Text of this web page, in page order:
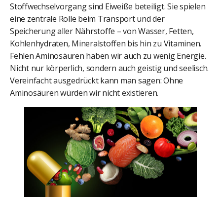
Stoffwechselvorgang sind Eiweiße beteiligt. Sie spielen
eine zentrale Rolle beim Transport und der
Speicherung aller Nährstoffe – von Wasser, Fetten,
Kohlenhydraten, Mineralstoffen bis hin zu Vitaminen.
Fehlen Aminosäuren haben wir auch zu wenig Energie.
Nicht nur körperlich, sondern auch geistig und seelisch.
Vereinfacht ausgedrückt kann man sagen: Ohne
Aminosäuren würden wir nicht existieren.